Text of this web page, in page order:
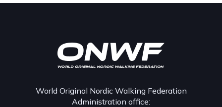
World Original Nordic Walking Federation
Administration office: